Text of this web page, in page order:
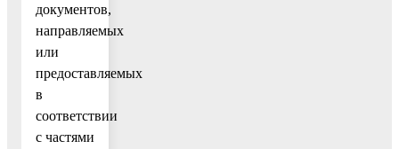
документов,
направляемых
или
предоставляемых
в
соответствии
с частями